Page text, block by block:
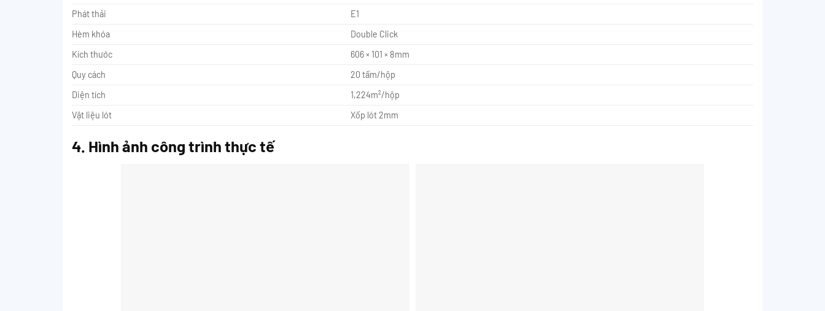
Phát thải
E1
Hèm khóa
Double Click
Kích thước
606 × 101 × 8mm
Quy cách
20 tấm/hộp
Diện tích
1,224m²/hộp
Vật liệu lót
Xốp lót 2mm
4. Hình ảnh công trình thực tế